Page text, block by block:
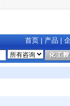
首页| 产品 |